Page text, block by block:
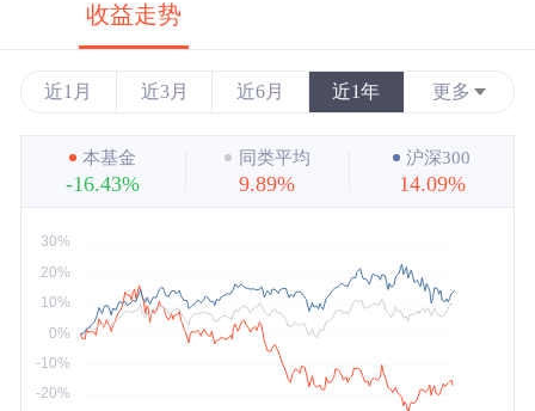
收益走势
近1月 近3月 近6月 近1年 更多
近3年
近5年
最大
本基金
-16.43%
同类平均
9.89%
沪深300
14.09%